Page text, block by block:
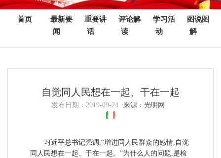
首页
最新要
闻
重要讲
话
评论解
读
学习活
动
图说图
解
自觉同人民想在一起、干在一起
发布日期： 2019-09-24 来源：光明网
习近平总书记强调,“增进同人民群众的感情,自觉
同人民想在一起、干在一起。”为什么人的问题,是检